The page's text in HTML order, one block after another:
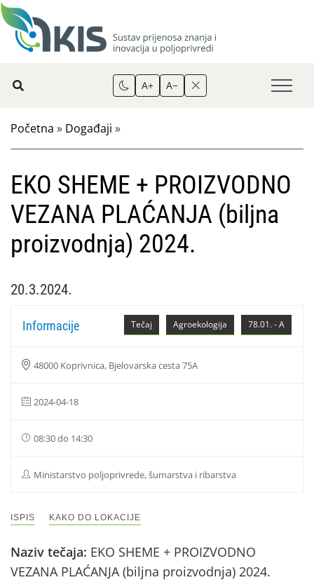
A+ A−
Početna » Događaji »
EKO SHEME + PROIZVODNO
VEZANA PLAĆANJA (biljna
proizvodnja) 2024.
20.3.2024.
78.01. - A
Agroekologija
Tečaj
Informacije
48000 Koprivnica, Bjelovarska cesta 75A
2024-04-18
08:30 do 14:30
Ministarstvo poljoprivrede, šumarstva i ribarstva
ISPIS KAKO DO LOKACIJE
Naziv tečaja: EKO SHEME + PROIZVODNO
VEZANA PLAĆANJA (biljna proizvodnja) 2024.